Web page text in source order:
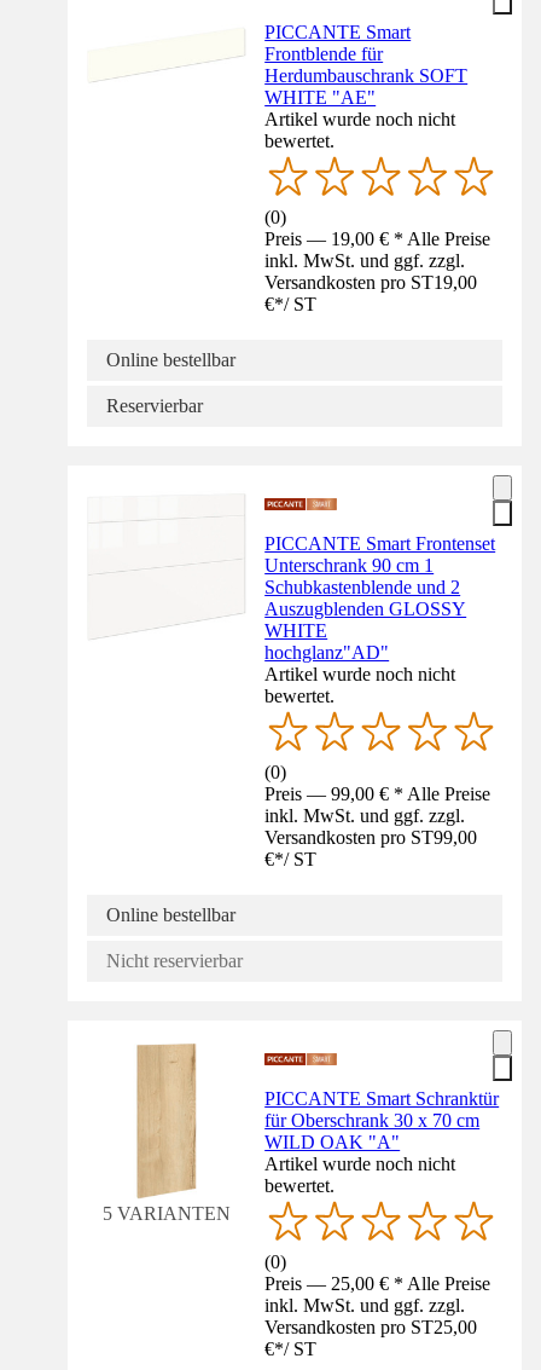
PICCANTE Smart
Frontblende für
Herdumbauschrank SOFT
WHITE "AE"
Artikel wurde noch nicht
bewertet.
(0)
Preis — 19,00 € * Alle Preise
inkl. MwSt. und ggf. zzgl.
Versandkosten pro ST19,00
€*/ ST
Online bestellbar
Reservierbar
PICCANTE Smart Frontenset
Unterschrank 90 cm 1
Schubkastenblende und 2
Auszugblenden GLOSSY
WHITE
hochglanz"AD"
Artikel wurde noch nicht
bewertet.
(0)
Preis — 99,00 € * Alle Preise
inkl. MwSt. und ggf. zzgl.
Versandkosten pro ST99,00
€*/ ST
Online bestellbar
Nicht reservierbar
5 VARIANTEN
PICCANTE Smart Schranktür
für Oberschrank 30 x 70 cm
WILD OAK "A"
Artikel wurde noch nicht
bewertet.
(0)
Preis — 25,00 € * Alle Preise
inkl. MwSt. und ggf. zzgl.
Versandkosten pro ST25,00
€*/ ST